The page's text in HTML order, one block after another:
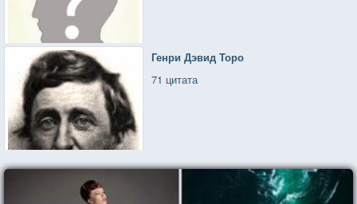
Генри Дэвид Торо
71 цитата